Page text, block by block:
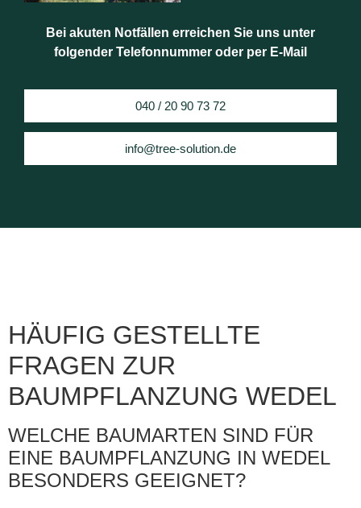
Bei akuten Notfällen erreichen Sie uns unter
folgender Telefonnummer oder per E-Mail
040 / 20 90 73 72
info@tree-solution.de
HÄUFIG GESTELLTE
FRAGEN ZUR
BAUMPFLANZUNG WEDEL
WELCHE BAUMARTEN SIND FÜR
EINE BAUMPFLANZUNG IN WEDEL
BESONDERS GEEIGNET?